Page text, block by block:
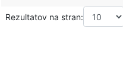
Rezultatov na stran: